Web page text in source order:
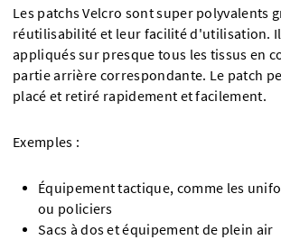
Les patchs Velcro sont super polyvalents
réutilisabilité et leur facilité d'utilisation.
appliqués sur presque tous les tissus en
partie arrière correspondante. Le patch
placé et retiré rapidement et facilement.
Exemples :
Équipement tactique, comme les
ou policiers
Sacs à dos et équipement de plein air